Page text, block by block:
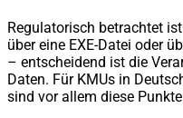
Regulatorisch betrachtet
über eine EXE-Datei oder
– entscheidend ist die
Daten. Für KMUs in
sind vor allem diese